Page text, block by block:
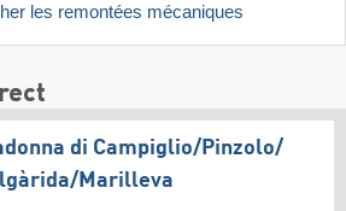
les remontées mécaniques
di Campiglio/​Pinzolo/​
​Marilleva